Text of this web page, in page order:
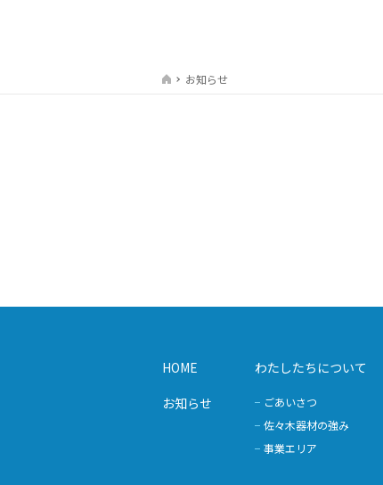
お知らせ
HOME
お知らせ
わたしたちについて
ごあいさつ
佐々木器材の強み
事業エリア